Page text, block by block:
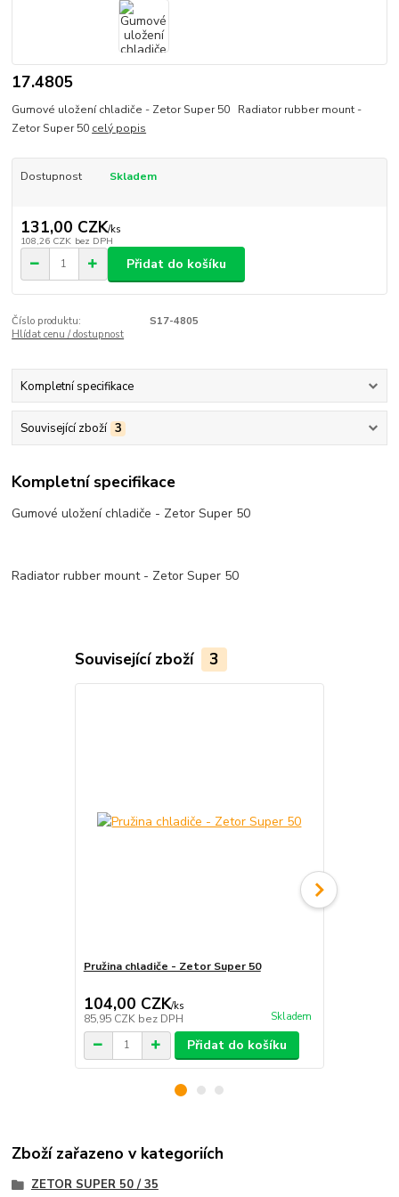
17.4805
Gumové uložení chladiče - Zetor Super 50 Radiator rubber mount -
Zetor Super 50 celý popis
Dostupnost Skladem
131,00 CZK/ks
108,26 CZK bez DPH
Přidat do košíku
Číslo produktu:
S17-4805
Hlídat cenu / dostupnost
Kompletní specifikace
Související zboží 3
Kompletní specifikace
Gumové uložení chladiče - Zetor Super 50
Radiator rubber mount - Zetor Super 50
Související zboží 3
Pružina chladiče - Zetor Super 50
104,00 CZK/ks
85,95 CZK bez DPH Skladem
Přidat do košíku
Zboží zařazeno v kategoriích
ZETOR SUPER 50 / 35